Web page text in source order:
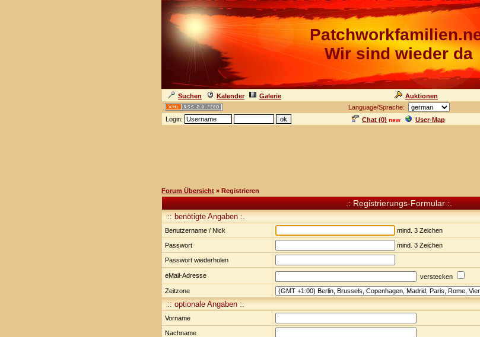
Wir sind wieder da
Suchen Kalender Galerie Auktionen
Language/Sprache:
Login:
Chat (0) new User-Map
Forum Übersicht » Registrieren
.: Registrierungs-Formular :.
:: benötigte Angaben :.
Benutzername / Nick mind. 3 Zeichen
Passwort mind. 3 Zeichen
Passwort wiederholen
eMail-Adresse
verstecken
Zeitzone
:: optionale Angaben :.
Vorname
Nachname